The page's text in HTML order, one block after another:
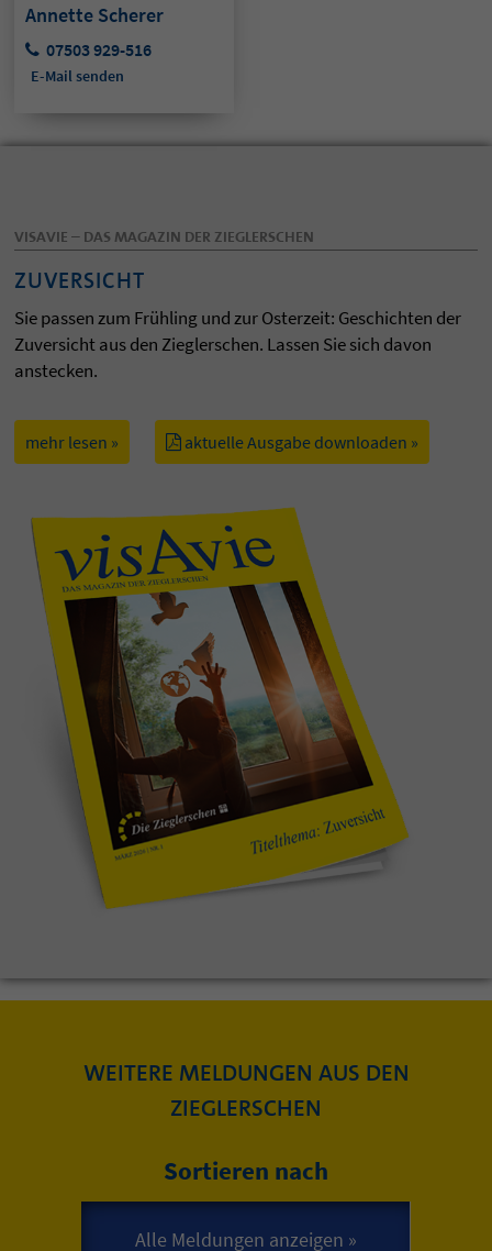
Annette Scherer
07503 929-516
E-Mail senden
VISAVIE – DAS MAGAZIN DER ZIEGLERSCHEN
ZUVERSICHT
Sie passen zum Frühling und zur Osterzeit: Geschichten der
Zuversicht aus den Zieglerschen. Lassen Sie sich davon
anstecken.
mehr lesen » aktuelle Ausgabe downloaden »
WEITERE MELDUNGEN AUS DEN
ZIEGLERSCHEN
Sortieren nach